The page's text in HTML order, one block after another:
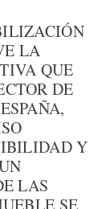
LA
QUE
DE
Y
LAS
SE